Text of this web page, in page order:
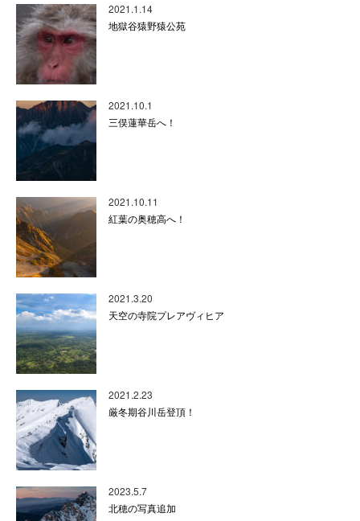
2021.1.14
地獄谷猿野猿公苑
2021.10.1
三俣蓮華岳へ！
2021.10.11
紅葉の奥穂高へ！
2021.3.20
天空の寺院プレアヴィヒア
2021.2.23
厳冬期谷川岳登頂！
2023.5.7
北穂の写真追加